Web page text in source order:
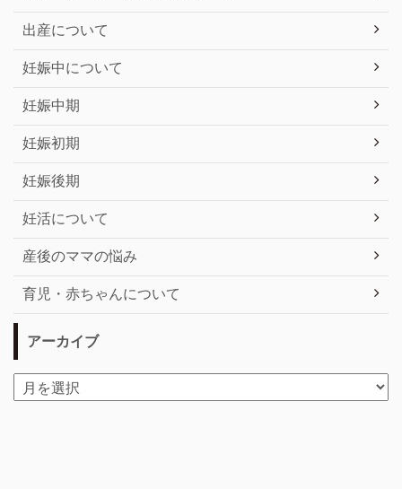
出産について
妊娠中について
妊娠中期
妊娠初期
妊娠後期
妊活について
産後のママの悩み
育児・赤ちゃんについて
アーカイブ